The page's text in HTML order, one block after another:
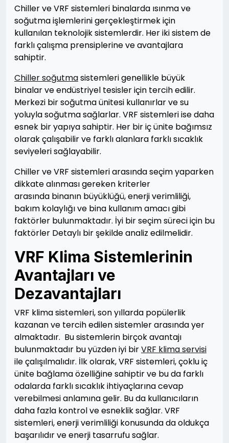
Chiller ve VRF sistemleri binalarda ısınma ve
soğutma işlemlerini gerçekleştirmek için
kullanılan teknolojik sistemlerdir. Her iki sistem de
farklı çalışma prensiplerine ve avantajlara
sahiptir.
Chiller soğutmasistemleri genellikle büyük
binalar ve endüstriyel tesisler için tercih edilir.
Merkezi bir soğutma ünitesi kullanırlar ve su
yoluyla soğutma sağlarlar. VRF sistemleri ise daha
esnek bir yapıya sahiptir. Her bir iç ünite bağımsız
olarakçalışabilir ve farklı alanlara farklı sıcaklık
seviyeleri sağlayabilir.
Chiller ve VRF sistemleri arasında seçim yaparken
dikkate alınması gereken kriterler
arasında binanın büyüklüğü, enerji verimliliği,
bakım kolaylığı ve bina kullanım amacı gibi
faktörler bulunmaktadır. İyi bir seçim süreci için bu
faktörler Detaylı bir şekilde analiz edilmelidir.
VRF Klima Sistemlerinin
Avantajları ve
Dezavantajları
VRF klima sistemleri, son yıllarda popülerlik
kazanan ve tercih edilen sistemler arasında yer
almaktadır. Bu sistemlerin birçok avantajı
bulunmaktadır bu yüzden iyi birVRF klima servisi
ile çalışılmalıdır. İlk olarak, VRF sistemleri, çoklu iç
ünite bağlama özelliğine sahiptir ve bu da farklı
odalarda farklı sıcaklık ihtiyaçlarına cevap
verebilmesi anlamına gelir. Bu da kullanıcıların
daha fazla kontrol ve esneklik sağlar. VRF
sistemleri, enerji verimliliği konusunda da oldukça
başarılıdır ve enerji tasarrufu sağlar.